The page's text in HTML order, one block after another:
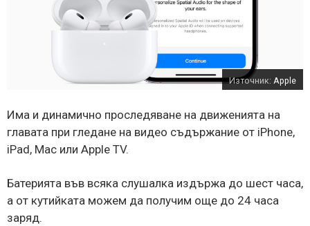
Източник: Apple
Има и динамично проследяване на движенията на
главата при гледане на видео съдържание от iPhone,
iPad, Mac или Apple TV.
Батерията във всяка слушалка издържа до шест часа,
а от кутийката можем да получим още до 24 часа
заряд.